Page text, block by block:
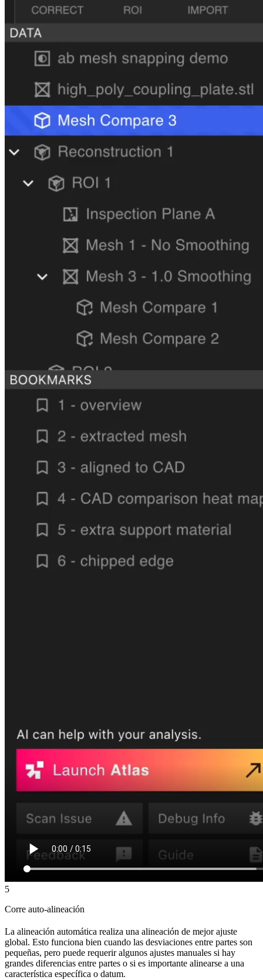
5
Corre auto-alineación
La alineación automática realiza una alineación de mejor ajuste
global. Esto funciona bien cuando las desviaciones entre partes son
pequeñas, pero puede requerir algunos ajustes manuales si hay
grandes diferencias entre partes o si es importante alinearse a una
característica específica o datum.